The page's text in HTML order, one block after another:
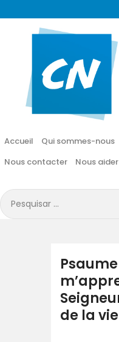
Accueil Qui sommes-nous
Nous contacter
Nous aider
Pesquisar
por:
Une vie
Psaume
de la vie